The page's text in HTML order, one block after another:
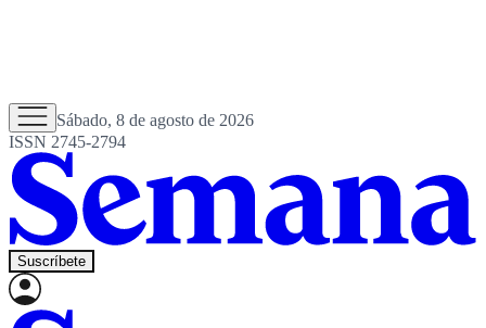
Sábado, 8 de agosto de 2026
ISSN 2745-2794
Suscríbete